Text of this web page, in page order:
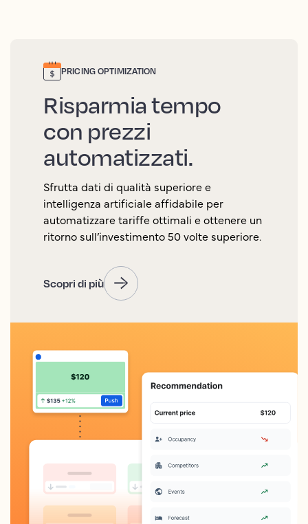
PRICING OPTIMIZATION
Risparmia tempo
con prezzi
automatizzati.
Sfrutta dati di qualità superiore e
intelligenza artificiale affidabile per
automatizzare tariffe ottimali e ottenere un
ritorno sull’investimento 50 volte superiore.
Scopri di più